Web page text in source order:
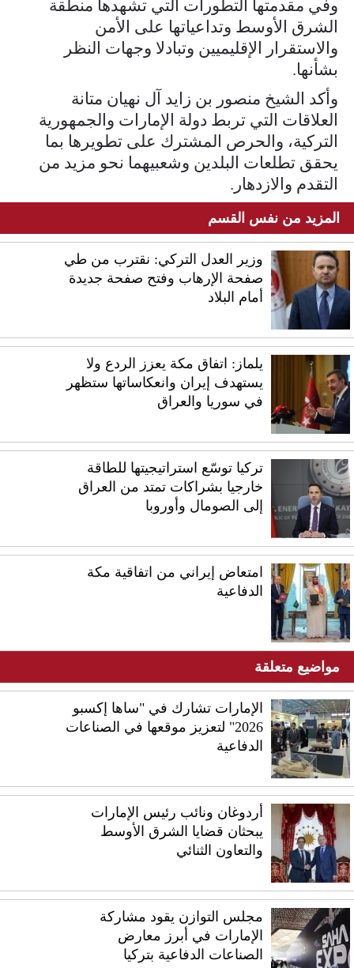
وفي مقدمتها التطورات التي تشهدها منطقة
الشرق الأوسط وتداعياتها على الأمن
والاستقرار الإقليميين وتبادلا وجهات النظر
بشأنها.
وأكد الشيخ منصور بن زايد آل نهيان متانة
العلاقات التي تربط دولة الإمارات والجمهورية
التركية، والحرص المشترك على تطويرها بما
يحقق تطلعات البلدين وشعبيهما نحو مزيد من
التقدم والازدهار.
المزيد من نفس القسم
وزير العدل التركي: نقترب من طي
صفحة الإرهاب وفتح صفحة جديدة
أمام البلاد
يلماز: اتفاق مكة يعزز الردع ولا
يستهدف إيران وانعكاساتها ستظهر
في سوريا والعراق
تركيا توسّع استراتيجيتها للطاقة
خارجيا بشراكات تمتد من العراق
إلى الصومال وأوروبا
امتعاض إيراني من اتفاقية مكة
الدفاعية
مواضيع متعلقة
الإمارات تشارك في "ساها إكسبو
2026" لتعزيز موقعها في الصناعات
الدفاعية
أردوغان ونائب رئيس الإمارات
يبحثان قضايا الشرق الأوسط
والتعاون الثنائي
مجلس التوازن يقود مشاركة
الإمارات في أبرز معارض
الصناعات الدفاعية بتركيا